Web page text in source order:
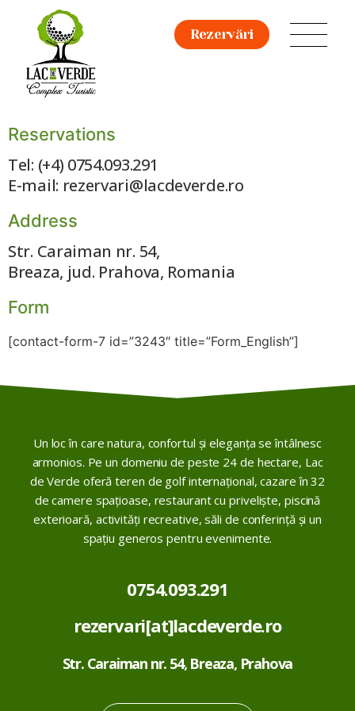
Rezervări
Reservations
Tel: (+4) 0754.093.291
E-mail: rezervari@lacdeverde.ro
Address
Str. Caraiman nr. 54,
Breaza, jud. Prahova, Romania
Form
[contact-form-7 id=”3243″ title=”Form_English”]
Un loc în care natura, confortul și eleganța se întâlnesc
armonios. Pe un domeniu de peste 24 de hectare, Lac
de Verde oferă teren de golf internațional, cazare în 32
de camere spațioase, restaurant cu priveliște, piscină
exterioară, activități recreative, săli de conferință și un
spațiu generos pentru evenimente.
0754.093.291
rezervari[at]lacdeverde.ro
Str. Caraiman nr. 54, Breaza, Prahova